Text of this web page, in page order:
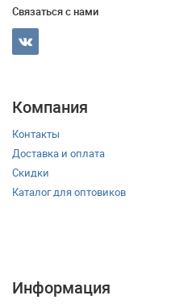
Связаться с нами
Компания
Контакты
Доставка и оплата
Скидки
Каталог для оптовиков
Информация